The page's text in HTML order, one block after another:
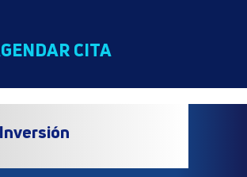
CITA
Inversión